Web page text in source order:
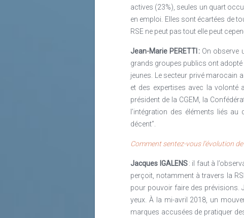
actives (23%), seules un quart
en emploi. Elles sont écartées de
RSE ne peut pas tout elle peut
Jean-Marie PERETTI : On observe
grands groupes publics ont adopté
jeunes. Le secteur privé marocain
et des expertises avec la volonté
président de la CGEM, la
l’intégration des éléments liés
décent’’.
Comment sentez-vous l’évolution de
Jacques IGALENS: il faut à
perçoit, notamment à travers la
pour pouvoir faire des prévisions.
yeux. À la mi-avril 2018, un
marques accusées de pratiquer